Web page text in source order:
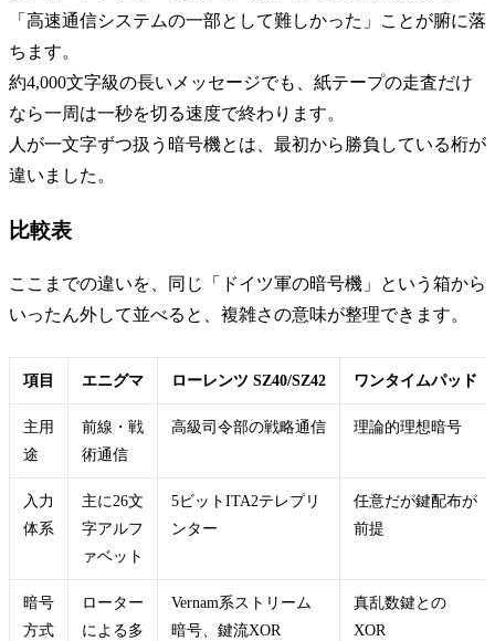
「高速通信システムの一部として難しかった」ことが腑に落
ちます。
約4,000文字級の長いメッセージでも、紙テープの走査だけ
なら一周は一秒を切る速度で終わります。
人が一文字ずつ扱う暗号機とは、最初から勝負している桁が
違いました。
比較表
ここまでの違いを、同じ「ドイツ軍の暗号機」という箱から
いったん外して並べると、複雑さの意味が整理できます。
項目 エニグマ ローレンツ SZ40/SZ42 ワンタイムパッド
主用
途
前線・戦
術通信
高級司令部の戦略通信 理論的理想暗号
入力
体系
主に26文
字アルフ
ァベット
5ビットITA2テレプリ
ンター
任意だが鍵配布が
前提
暗号
方式
ローター
による多
Vernam系ストリーム
暗号、鍵流XOR
真乱数鍵との
XOR